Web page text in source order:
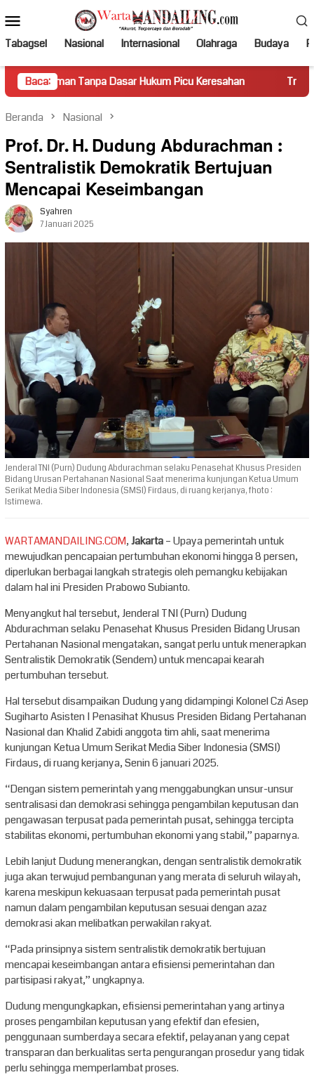
ke
kontenMobile
Tabagsel Nasional Internasional Olahraga Budaya
Baca:
Tanpa Dasar Hukum Picu Keresahan Truk Miring
Beranda Nasional
Prof. Dr. H. Dudung Abdurachman :
Sentralistik Demokratik Bertujuan
Mencapai Keseimbangan
Syahren
7 Januari 2025
Jenderal TNI (Purn) Dudung Abdurachman selaku Penasehat Khusus Presiden
Bidang Urusan Pertahanan Nasional Saat menerima kunjungan Ketua Umum
Serikat Media Siber Indonesia (SMSI) Firdaus, di ruang kerjanya, fhoto :
Istimewa.
WARTAMANDAILING.COM,Jakarta– Upaya pemerintah untuk
mewujudkan pencapaian pertumbuhan ekonomi hingga 8 persen,
diperlukan berbagai langkah strategis oleh pemangku kebijakan
dalam hal ini Presiden Prabowo Subianto.
Menyangkut hal tersebut, Jenderal TNI (Purn) Dudung
Abdurachman selaku Penasehat Khusus Presiden Bidang Urusan
Pertahanan Nasional mengatakan, sangat perlu untuk menerapkan
Sentralistik Demokratik (Sendem) untuk mencapai kearah
pertumbuhan tersebut.
Hal tersebut disampaikan Dudung yang didampingi Kolonel Czi Asep
Sugiharto Asisten I Penasihat Khusus Presiden Bidang Pertahanan
Nasional dan Khalid Zabidi anggota tim ahli, saat menerima
kunjungan Ketua Umum Serikat Media Siber Indonesia (SMSI)
Firdaus, di ruang kerjanya, Senin 6 januari 2025.
“Dengan sistem pemerintah yang menggabungkan unsur-unsur
sentralisasi dan demokrasi sehingga pengambilan keputusan dan
pengawasan terpusat pada pemerintah pusat, sehingga tercipta
stabilitas ekonomi, pertumbuhan ekonomi yang stabil,” paparnya.
Lebih lanjut Dudung menerangkan, dengan sentralistik demokratik
juga akan terwujud pembangunan yang merata di seluruh wilayah,
karena meskipun kekuasaan terpusat pada pemerintah pusat
namun dalam pengambilan keputusan sesuai dengan azaz
demokrasi akan melibatkan perwakilan rakyat.
“Pada prinsipnya sistem sentralistik demokratik bertujuan
mencapai keseimbangan antara efisiensi pemerintahan dan
partisipasi rakyat,” ungkapnya.
Dudung mengungkapkan, efisiensi pemerintahan yang artinya
proses pengambilan keputusan yang efektif dan efesien,
penggunaan sumberdaya secara efektif, pelayanan yang cepat
transparan dan berkualitas serta pengurangan prosedur yang tidak
perlu sehingga memperlambat proses.